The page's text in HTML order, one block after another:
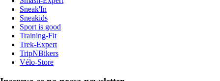
Sneak'In
Sneakids
Sport is good
Training-Fit
Trek-Expert
TripNBikers
Vélo-Store